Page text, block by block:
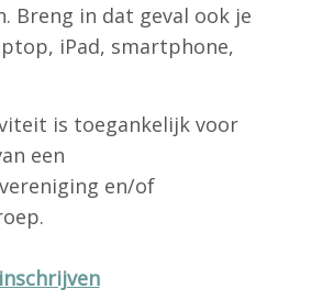
Breng in dat geval ook je
iPad, smartphone,
is toegankelijk voor
een
en/of